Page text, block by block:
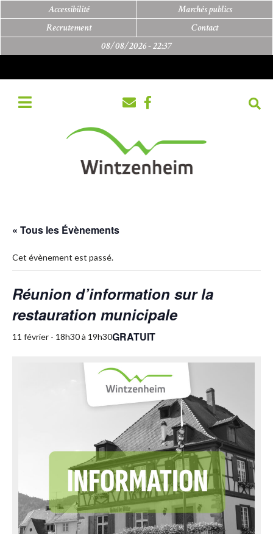
Accessibilité
Marchés publics
Recrutement
Contact
08/08/2026 -22:37
« Tous les Évènements
Cet évènement est passé.
Réunion d’information sur la
restauration municipale
11 février - 18h30à 19h30GRATUIT